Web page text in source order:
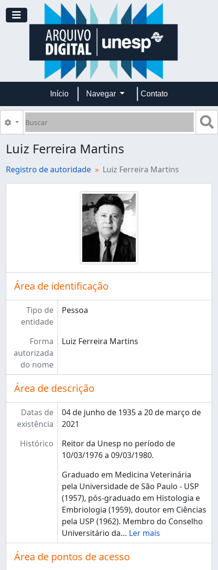
Skip to main content
Toggle navigation
Início Navegar Contato
Buscar
Opções de busca
Luiz Ferreira Martins
Registro de autoridade Luiz Ferreira Martins
Área de identificação
Tipo de
entidade
Pessoa
Forma
autorizada
do nome
Luiz Ferreira Martins
Área de descrição
Datas de
existência
04 de junho de 1935 a 20 de março de
2021
Histórico
Reitor da Unesp no período de
10/03/1976 a 09/03/1980.
Graduado em Medicina Veterinária
pela Universidade de São Paulo - USP
(1957), pós-graduado em Histologia e
Embriologia (1959), doutor em Ciências
pela USP (1962). Membro do Conselho
Universitário da… Ler mais
Área de pontos de acesso